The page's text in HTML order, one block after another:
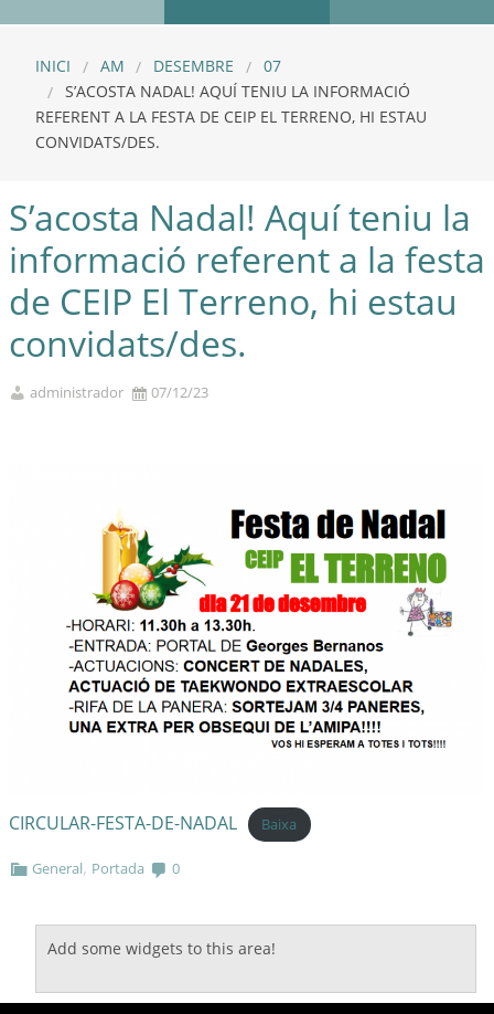
INICI AM DESEMBRE
07
S’ACOSTA NADAL! AQUÍ TENIU LA INFORMACIÓ
REFERENT A LA FESTA DE CEIP EL TERRENO, HI ESTAU
CONVIDATS/DES.
S’acosta Nadal! Aquí teniu la
informació referent a la festa
de CEIP El Terreno, hi estau
convidats/des.
administrador 07/12/23
CIRCULAR-FESTA-DE-NADAL Baixa
General, Portada 0
Add some widgets to this area!